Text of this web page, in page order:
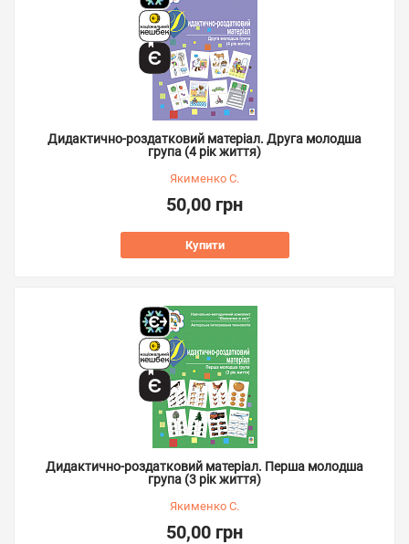
Дидактично-роздатковий матеріал. Друга молодша
група (4 рік життя)
Якименко С.
50,00 грн
Купити
Дидактично-роздатковий матеріал. Перша молодша
група (3 рік життя)
Якименко С.
50,00 грн